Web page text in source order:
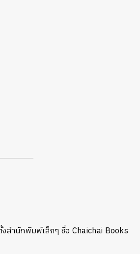
สำนักพิมพ์เล็กๆ ชื่อ Chaichai Books